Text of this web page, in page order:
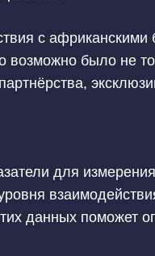
с африканскими
возможно было не
для
данных поможет